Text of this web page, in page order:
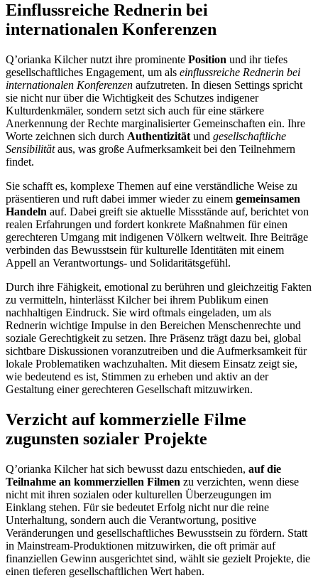
Einflussreiche Rednerin bei
internationalen Konferenzen
Q’orianka Kilcher nutzt ihre prominente Position und ihr tiefes
gesellschaftliches Engagement, um als einflussreiche Rednerin bei
internationalen Konferenzen aufzutreten. In diesen Settings spricht
sie nicht nur über die Wichtigkeit des Schutzes indigener
Kulturdenkmäler, sondern setzt sich auch für eine stärkere
Anerkennung der Rechte marginalisierter Gemeinschaften ein. Ihre
Worte zeichnen sich durch Authentizität und gesellschaftliche
Sensibilitätaus, was große Aufmerksamkeit bei den Teilnehmern
findet.
Sie schafft es, komplexe Themen auf eine verständliche Weise zu
präsentieren und ruft dabei immer wieder zu einem gemeinsamen
Handeln auf. Dabei greift sie aktuelle Missstände auf, berichtet von
realen Erfahrungen und fordert konkrete Maßnahmen für einen
gerechteren Umgang mit indigenen Völkern weltweit. Ihre Beiträge
verbinden das Bewusstsein für kulturelle Identitäten mit einem
Appell an Verantwortungs- und Solidaritätsgefühl.
Durch ihre Fähigkeit, emotional zu berühren und gleichzeitig Fakten
zu vermitteln, hinterlässt Kilcher bei ihrem Publikum einen
nachhaltigen Eindruck. Sie wird oftmals eingeladen, um als
Rednerin wichtige Impulse in den Bereichen Menschenrechte und
soziale Gerechtigkeit zu setzen. Ihre Präsenz trägt dazu bei, global
sichtbare Diskussionen voranzutreiben und die Aufmerksamkeit für
lokale Problematiken wachzuhalten. Mit diesem Einsatz zeigt sie,
wie bedeutend es ist, Stimmen zu erheben und aktiv an der
Gestaltung einer gerechteren Gesellschaft mitzuwirken.
Verzicht auf kommerzielle Filme
zugunsten sozialer Projekte
Q’orianka Kilcher hat sich bewusst dazu entschieden, auf die
Teilnahme an kommerziellen Filmen zu verzichten, wenn diese
nicht mit ihren sozialen oder kulturellen Überzeugungen im
Einklang stehen. Für sie bedeutet Erfolg nicht nur die reine
Unterhaltung, sondern auch die Verantwortung, positive
Veränderungen und gesellschaftliches Bewusstsein zu fördern. Statt
in Mainstream-Produktionen mitzuwirken, die oft primär auf
finanziellen Gewinn ausgerichtet sind, wählt sie gezielt Projekte, die
einen tieferen gesellschaftlichen Wert haben.